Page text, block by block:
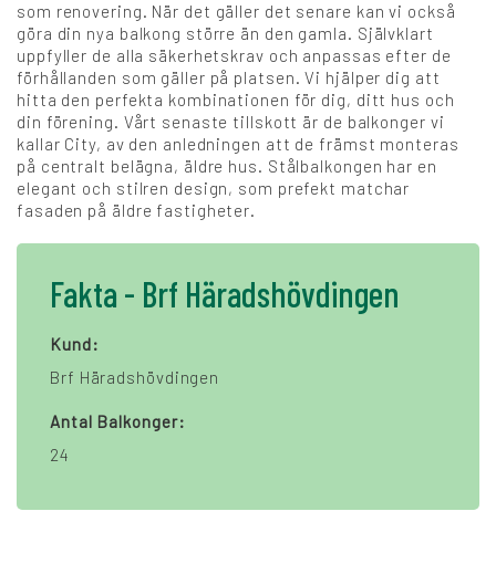
som renovering. När det gäller det senare kan vi också
göra din nya balkong större än den gamla. Självklart
uppfyller de alla säkerhetskrav och anpassas efter de
förhållanden som gäller på platsen. Vi hjälper dig att
hitta den perfekta kombinationen för dig, ditt hus och
din förening. Vårt senaste tillskott är de balkonger vi
kallar City, av den anledningen att de främst monteras
på centralt belägna, äldre hus. Stålbalkongen har en
elegant och stilren design, som prefekt matchar
fasaden på äldre fastigheter.
Fakta - Brf Häradshövdingen
Kund:
Brf Häradshövdingen
Antal Balkonger:
24